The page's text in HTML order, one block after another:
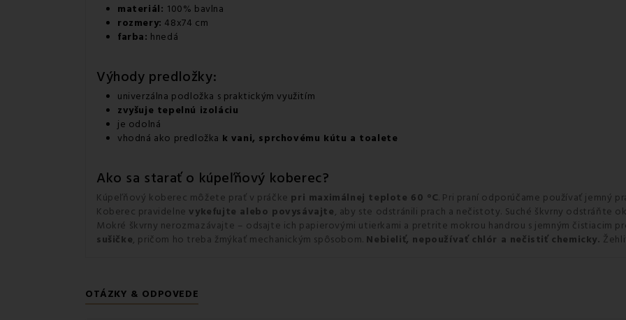
materiál: 100% bavlna
rozmery: 48x74 cm
farba: hnedá
Výhody predložky:
univerzálna podložka s praktickým využitím
zvyšuje tepelnú izoláciu
je odolná
vhodná ako predložka k vani, sprchovému kútu a toalete
Ako sa starať o kúpeľňový koberec?
Kúpeľňový koberec môžete prať v práčke pri maximálnej teplote 60 °C. Pri praní odporúčame používať jemný
Koberec pravidelne vykefujte alebo povysávajte, aby ste odstránili prach a nečistoty. Suché škvrny odstráňte
Mokré škvrny nerozmazávajte – odsajte ich papierovými utierkami a pretrite mokrou handrou s jemným čistiacim
sušičke, pričom ho treba žmýkať mechanickým spôsobom. Nebieliť, nepoužívať chlór a nečistiť chemicky.
OTÁZKY & ODPOVEDE